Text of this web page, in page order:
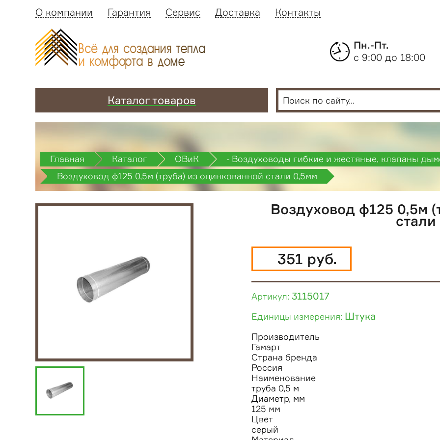
О компании Гарантия Сервис Доставка Контакты
Пн.-Пт.
с 9:00 до 18:00
Каталог товаров
Главная Каталог ОВиК
- Воздуховоды гибкие и жестяные, клапаны
Воздуховод ф125 0,5м (труба) из оцинкованной стали 0,5мм
Воздуховод ф125 0,5м
351 руб.
Артикул: 3115017
Единицы измерения: Штука
Производитель
Гамарт
Страна бренда
Россия
Наименование
труба 0,5 м
Диаметр, мм
125 мм
Цвет
серый